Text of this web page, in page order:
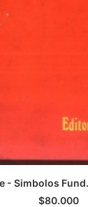
- Simbolos
$80.000